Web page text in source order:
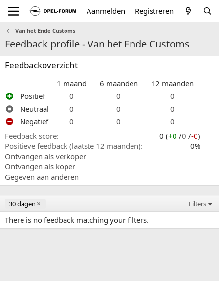
Aanmelden Registreren
Van het Ende Customs
Feedback profile - Van het Ende Customs
Feedbackoverzicht
1 maand 6 maanden
12 maanden
Positief
0 0
0
Neutraal
0 0
0
Negatief
0 0
0
Feedback score
0 (+0 /0 /-0)
Positieve feedback (laatste 12 maanden)
0%
Ontvangen als verkoper
Ontvangen als koper
Gegeven aan anderen
30 dagen Filters
There is no feedback matching your filters.